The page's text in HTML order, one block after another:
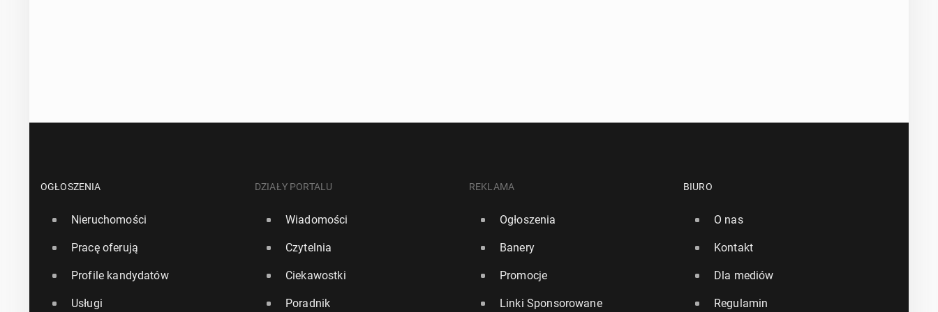
OGŁOSZENIA
Nieruchomości
Pracę oferują
Profile kandydatów
Usługi
DZIAŁY PORTALU
Wiadomości
Czytelnia
Ciekawostki
Poradnik
REKLAMA
Ogłoszenia
Banery
Promocje
Linki Sponsorowane
BIURO
O nas
Kontakt
Dla mediów
Regulamin